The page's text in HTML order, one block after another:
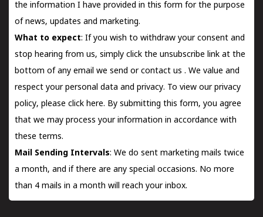
the information I have provided in this form for the purpose
of news, updates and marketing.
What to expect: If you wish to withdraw your consent and
stop hearing from us, simply click the unsubscribe link at the
bottom of any email we send orcontact us . We value and
respect your personal data and privacy. To view our privacy
policy, please click here. By submitting this form, you agree
that we may process your information in accordance with
these terms.
Mail Sending Intervals: We do sent marketing mails twice
a month, and if there are any special occasions. No more
than 4 mails in a month will reach your inbox.